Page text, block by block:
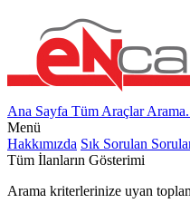
Ana Sayfa Tüm Araçlar
Menü
Hakkımızda Sık Sorulan
Tüm İlanların Gösterimi
Arama kriterlerinize uyan